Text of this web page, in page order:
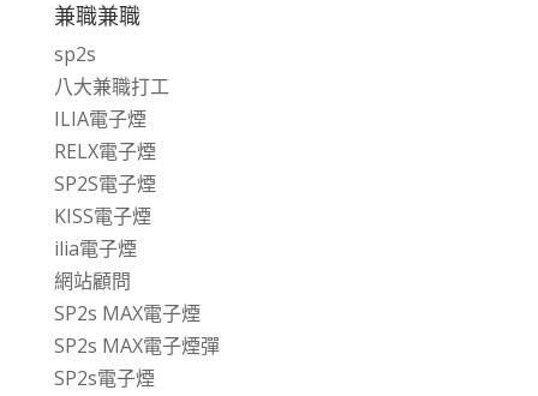
兼職兼職
sp2s
八大兼職打工
ILIA電子煙
RELX電子煙
SP2S電子煙
KISS電子煙
ilia電子煙
網站顧問
SP2s MAX電子煙
SP2s MAX電子煙彈
SP2s電子煙